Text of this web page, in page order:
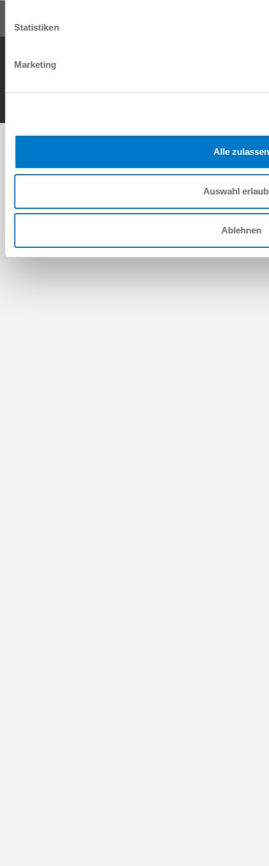
Statistiken
Marketing
Alle zulassen
Auswahl
Ablehnen